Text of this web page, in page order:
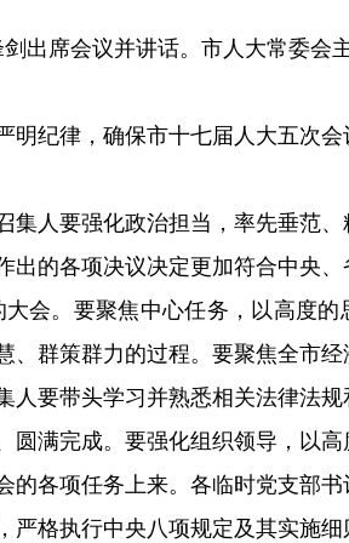
出席会议并讲话。市人大常委会
明纪律，确保市十七届人大五次
人要强化政治担当，率先垂范、
的各项决议决定更加符合中央
会。要聚焦中心任务，以高度的
群策群力的过程。要聚焦全市
要带头学习并熟悉相关法律法
满完成。要强化组织领导，以
各项任务上来。各临时党支部
格执行中央八项规定及其实施